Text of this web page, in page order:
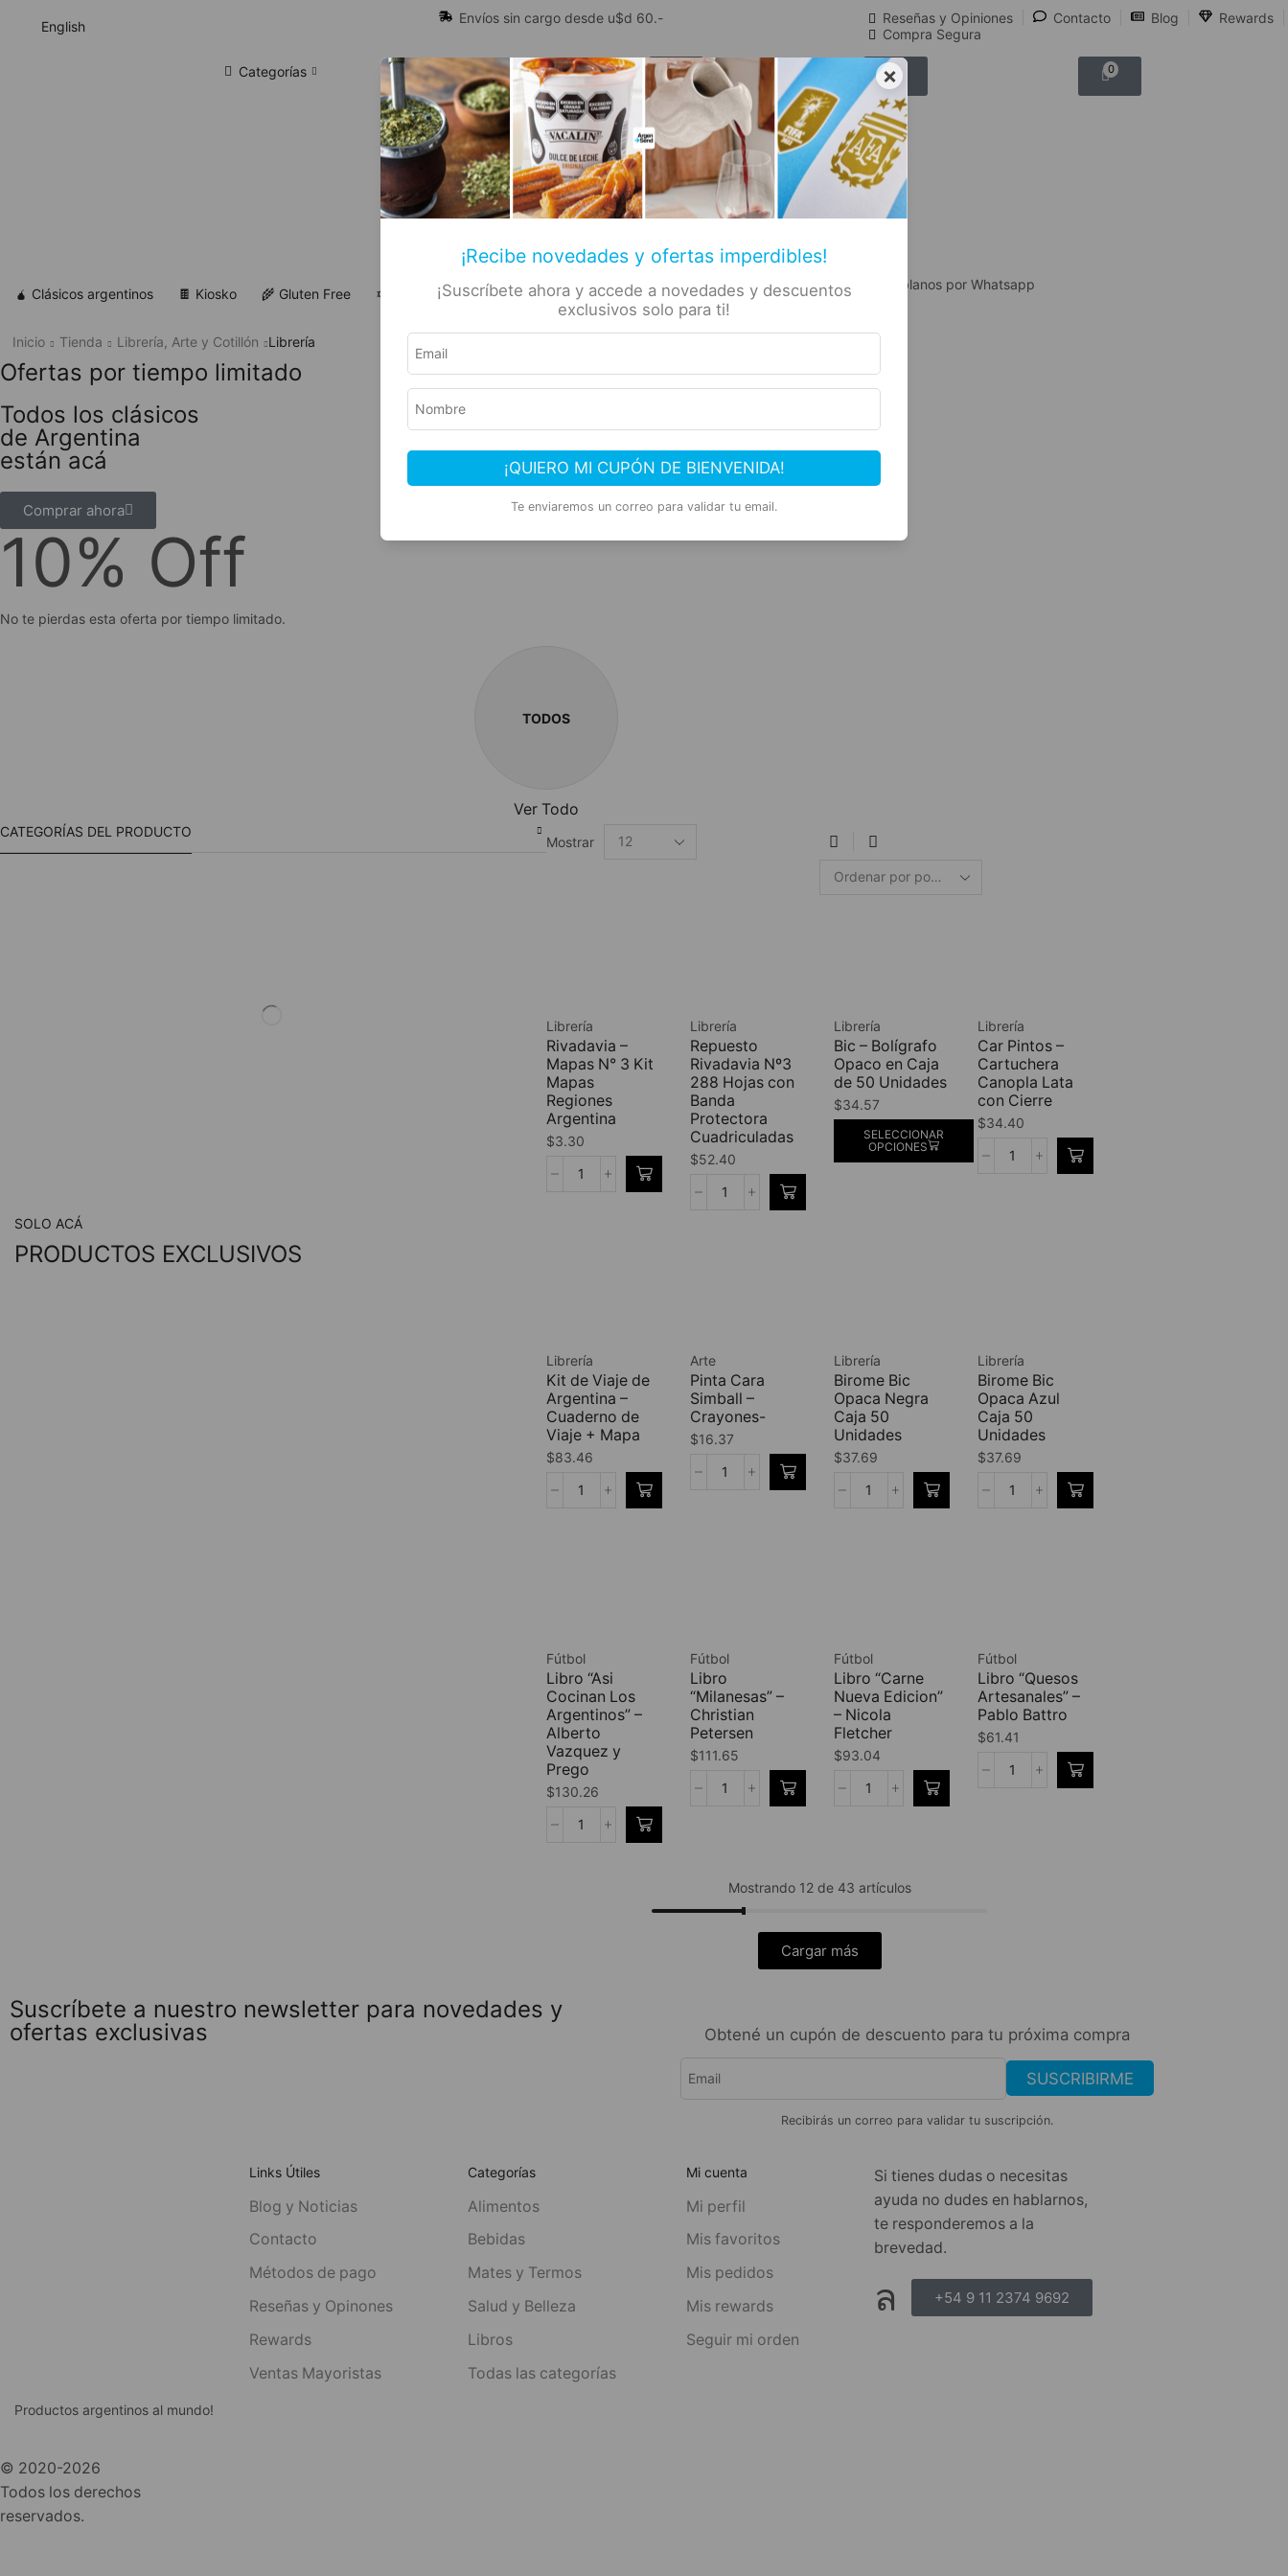
×
¡Recibe novedades y ofertas imperdibles!
¡Suscríbete ahora y accede a novedades y descuentos
exclusivos solo para ti!
¡QUIERO MI CUPÓN DE BIENVENIDA!
Te enviaremos un correo para validar tu email.
English
Envíos sin cargo desde u$d 60.- Reseñas y Opiniones Contacto Blog
Rewards
Compra Segura
Categorías 🔥 Alfajores y Golosinas 0 0
🧉 Clásicos argentinos 🍫 Kiosko 🌾 Gluten Free ✡ Koshers 📚 Libros 🏷️ Todas las categorías Hablanos por Whatsapp
Inicio Tienda Librería, Arte y Cotillón Librería
Ofertas por tiempo limitado
Todos los clásicos
de Argentina
están acá
Comprar ahora
10% Off
No te pierdas esta oferta por tiempo limitado.
TODOS
Ver Todo
CATEGORÍAS DEL PRODUCTO
SOLO ACÁ
PRODUCTOS EXCLUSIVOS
Mostrar
Librería
Rivadavia –
Mapas N° 3 Kit
Mapas
Regiones
Argentina
$3.30
Librería
Repuesto
Rivadavia Nº3
288 Hojas con
Banda
Protectora
Cuadriculadas
$52.40
Librería
Bic – Bolígrafo
Opaco en Caja
de 50 Unidades
$34.57
SELECCIONAR
OPCIONES
Librería
Car Pintos –
Cartuchera
Canopla Lata
con Cierre
$34.40
Librería
Kit de Viaje de
Argentina –
Cuaderno de
Viaje + Mapa
$83.46
Arte
Pinta Cara
Simball –
Crayones-
$16.37
Librería
Birome Bic
Opaca Negra
Caja 50
Unidades
$37.69
Librería
Birome Bic
Opaca Azul
Caja 50
Unidades
$37.69
Fútbol
Libro “Asi
Cocinan Los
Argentinos” –
Alberto
Vazquez y
Prego
$130.26
Fútbol
Libro
“Milanesas” –
Christian
Petersen
$111.65
Fútbol
Libro “Carne
Nueva Edicion”
– Nicola
Fletcher
$93.04
Fútbol
Libro “Quesos
Artesanales” –
Pablo Battro
$61.41
Mostrando 12 de 43 artículos
Cargar más
Suscríbete a nuestro newsletter para novedades y
ofertas exclusivas
Obtené un cupón de descuento para tu próxima compra
SUSCRIBIRME
Recibirás un correo para validar tu suscripción.
Productos argentinos al mundo!
© 2020-2026
Todos los derechos
reservados.
Links Útiles
Blog y Noticias
Contacto
Métodos de pago
Reseñas y Opinones
Rewards
Ventas Mayoristas
Categorías
Alimentos
Bebidas
Mates y Termos
Salud y Belleza
Libros
Todas las categorías
Mi cuenta
Mi perfil
Mis favoritos
Mis pedidos
Mis rewards
Seguir mi orden
Si tienes dudas o necesitas
ayuda no dudes en hablarnos,
te responderemos a la
brevedad.
+54 9 11 2374 9692